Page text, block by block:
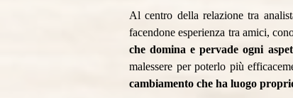
Al centro della relazione tra
facendone esperienza tra amici,
che domina e pervade ogni
malessere per poterlo più
cambiamento che ha luogo